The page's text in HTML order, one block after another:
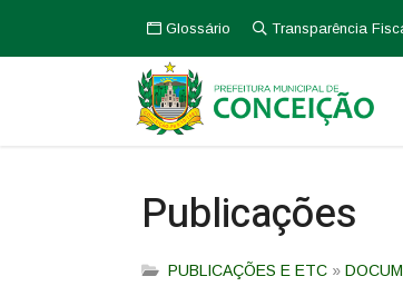
Glossário Transparência
Publicações
PUBLICAÇÕES E ETC »